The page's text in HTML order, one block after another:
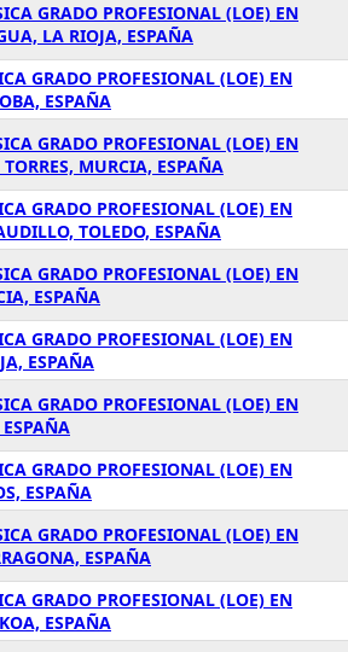
GRADO PROFESIONAL (LOE) EN
LA RIOJA, ESPAÑA
GRADO PROFESIONAL (LOE) EN
ESPAÑA
GRADO PROFESIONAL (LOE) EN
MURCIA, ESPAÑA
GRADO PROFESIONAL (LOE) EN
TOLEDO, ESPAÑA
GRADO PROFESIONAL (LOE) EN
ESPAÑA
GRADO PROFESIONAL (LOE) EN
ESPAÑA
GRADO PROFESIONAL (LOE) EN
GRADO PROFESIONAL (LOE) EN
ESPAÑA
GRADO PROFESIONAL (LOE) EN
ESPAÑA
GRADO PROFESIONAL (LOE) EN
ESPAÑA